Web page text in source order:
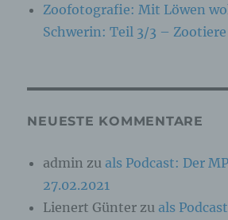
Zoofotografie: Mit Löwen
Schwerin: Teil 3/3 –
NEUESTE KOMMENTARE
admin zu als Podcast: Der
27.02.2021
Lienert Günter zu als
b) betroffene Person
identifizierbare natürliche
Verarbeitung Verantwortlichen
c) Verarbeitung